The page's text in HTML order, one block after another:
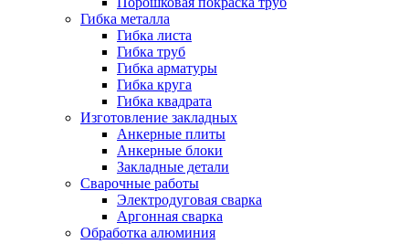
Гибка металла
Гибка листа
Гибка труб
Гибка арматуры
Гибка круга
Гибка квадрата
Изготовление закладных
Анкерные плиты
Анкерные блоки
Закладные детали
Сварочные работы
Электродуговая сварка
Аргонная сварка
Обработка алюминия